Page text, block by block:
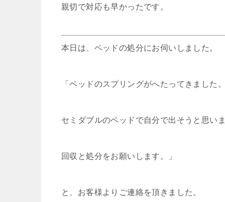
親切で対応も早かったです。
本日は、ベッドの処分にお伺いしました。
「ベッドのスプリングがへたってきました。
セミダブルのベッドで自分で出そうと思い
回収と処分をお願いします。」
と、お客様よりご連絡を頂きました。